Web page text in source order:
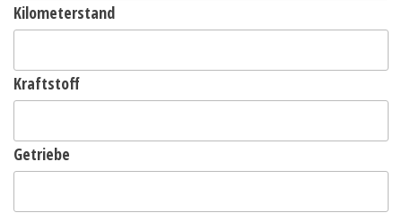
Kilometerstand
Kraftstoff
Getriebe